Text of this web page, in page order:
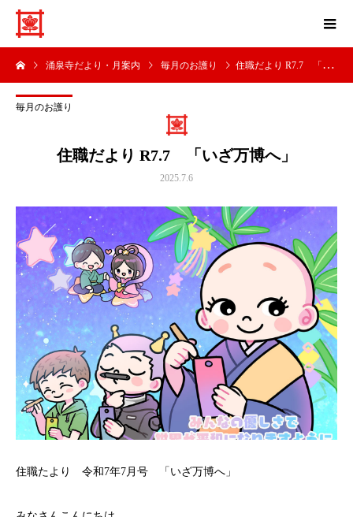
涌泉寺だより・月案内 毎月のお護り 住職だより R7.7 「いざ万博へ」
毎月のお護り
住職だより R7.7 「いざ万博へ」
2025.7.6
住職たより 令和7年7月号 「いざ万博へ」